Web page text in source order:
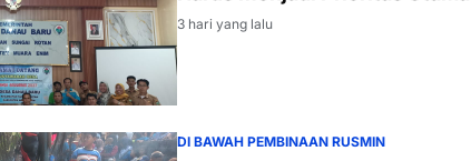
3 hari yang lalu
DI BAWAH PEMBINAAN RUSMIN